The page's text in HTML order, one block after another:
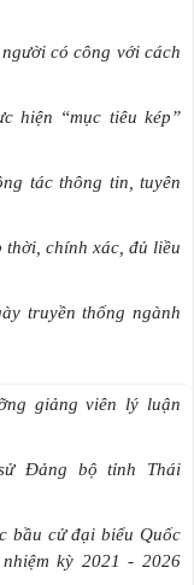
có công với cách
hiện “mục tiêu kép”
tác thông tin, tuyên
thời, chính xác, đủ liều
truyền thống ngành
giảng viên lý luận
Đảng bộ tỉnh Thái
bầu cử đại biểu Quốc
kỳ 2021 - 2026